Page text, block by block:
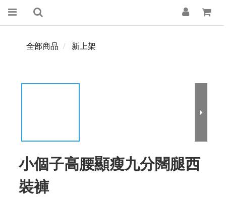
全部商品 新上架
小個子高腰顯瘦九分闊腿西
裝褲